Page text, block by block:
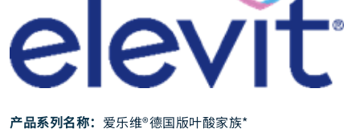
产品系列名称： 爱乐维®德国版叶酸家族*